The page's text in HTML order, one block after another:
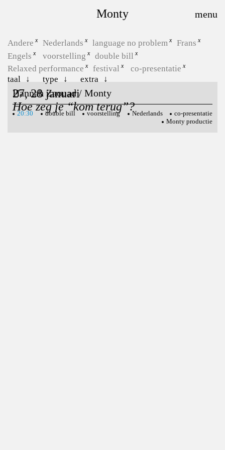
Monty
Andere Nederlands language no problem
Frans
Engels
voorstelling
double bill
Relaxed performance
festival
co-presentatie
taal
type extra
27, 28 januari
Hoe zeg je “kom terug”?
Hannah Zaouad / Monty
20:30 double bill voorstelling Nederlands
co-presentatie
Monty productie